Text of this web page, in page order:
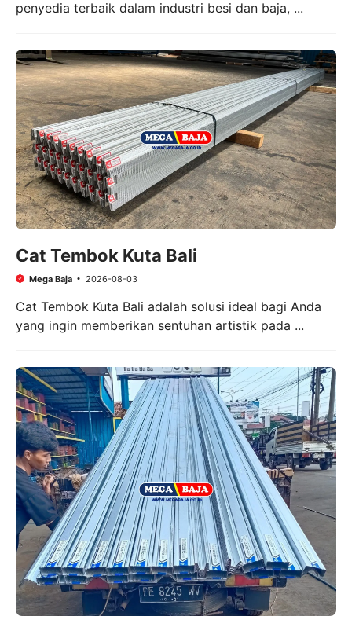
penyedia terbaik dalam industri besi dan baja, ...
Cat Tembok Kuta Bali
Mega Baja 2026-08-03
Cat Tembok Kuta Bali adalah solusi ideal bagi Anda
yang ingin memberikan sentuhan artistik pada ...